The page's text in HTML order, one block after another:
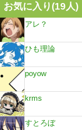
お気に入り(19人)
アレ？
ひも理論
poyow
krms
すとろぼ